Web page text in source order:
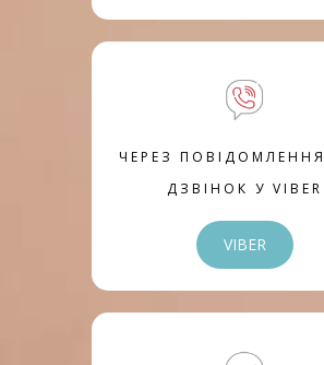
ЧЕРЕЗ
ДЗВІНОК У VIBER
VIBER